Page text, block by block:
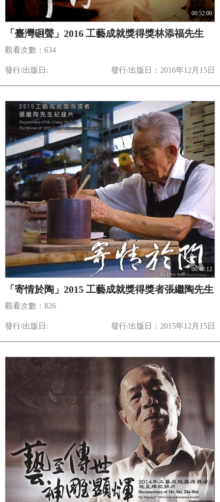
00:52:00
「臺灣硘聲」2016 工藝成就獎得獎林添福先生
觀看次數：634
發行/出版日: 發行/出版日：2016年12月15日
00:48:12
「寄情於陶」2015 工藝成就獎得獎者張繼陶先生
觀看次數：826
發行/出版日: 發行/出版日：2015年12月15日